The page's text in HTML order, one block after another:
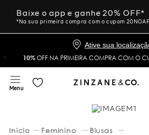
Baixe o app e ganhe 20% OFF*
*Na sua primeira compra com o cupom
Ative sua
10%OFF NA PRIMEIRA COMPRA COM O
Feminino Blusas